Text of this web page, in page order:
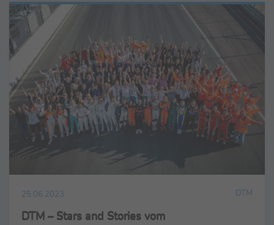
25.06.2023 DTM
DTM – Stars and Stories vom